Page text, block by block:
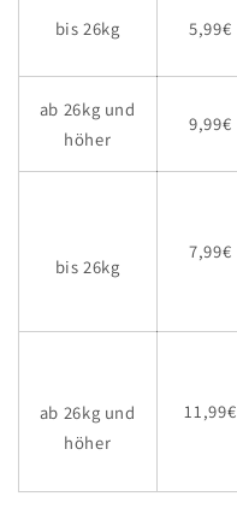
bis 26kg 5,99€
ab 26kg und
höher
9,99€
bis 26kg
7,99€
ab 26kg und
höher
11,99€